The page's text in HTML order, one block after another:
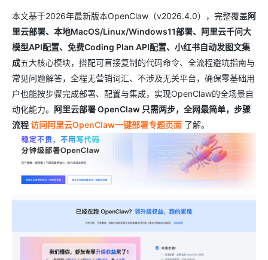
本文基于2026年最新版本OpenClaw（v2026.4.0），完整覆盖阿
里云部署、本地MacOS/Linux/Windows11部署、阿里云千问大
模型API配置、免费Coding Plan API配置、小红书自动发图文集
成五大核心模块，搭配可直接复制的代码命令、全流程避坑指南与
常见问题解答，全程无营销词汇、不涉及无关平台，确保零基础用
户也能按步骤完成部署、配置与集成，实现OpenClaw的全场景自
动化能力。
阿里云部署 OpenClaw 只需两步，全网最简单，步骤
流程访问阿里云OpenClaw一键部署专题页面 了解。